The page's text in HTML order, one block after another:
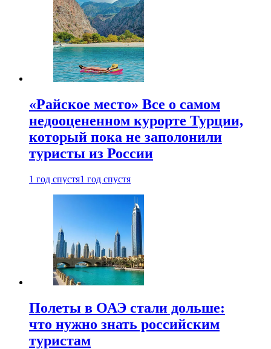
«Райское место» Все о самом
недооцененном курорте Турции,
который пока не заполонили
туристы из России
1 год спустя1 год спустя
Полеты в ОАЭ стали дольше:
что нужно знать российским
туристам